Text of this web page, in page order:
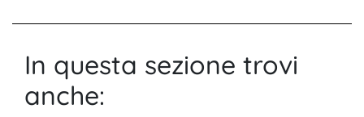
In questa sezione trovi
anche: